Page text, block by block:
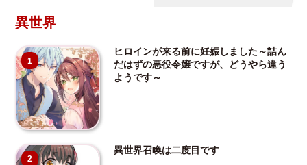
異世界
1
ヒロインが来る前に妊娠しました～詰ん
だはずの悪役令嬢ですが、どうやら違う
ようです～
2
異世界召喚は二度目です